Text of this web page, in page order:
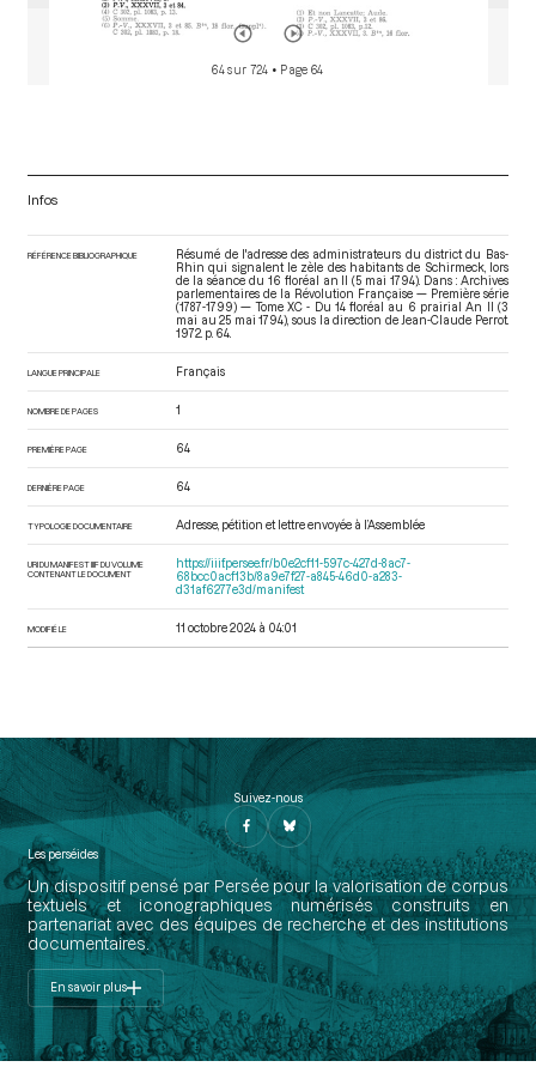
64 sur 724 • Page 64
Infos
RÉFÉRENCE BIBLIOGRAPHIQUE
Résumé de l'adresse des administrateurs du district du Bas-
Rhin qui signalent le zèle des habitants de Schirmeck, lors
de la séance du 16 floréal an II (5 mai 1794). Dans : Archives
parlementaires de la Révolution Française — Première série
(1787-1799) — Tome XC - Du 14 floréal au 6 prairial An II (3
mai au 25 mai 1794) , sous la direction de Jean-Claude Perrot.
1972. p. 64.
LANGUE PRINCIPALE Français
NOMBRE DE PAGES 1
PREMIÈRE PAGE 64
DERNIÈRE PAGE 64
TYPOLOGIE DOCUMENTAIRE Adresse, pétition et lettre envoyée à l’Assemblée
URI DU MANIFEST IIIF DU VOLUME
CONTENANT LE DOCUMENT
https://iiif.persee.fr/b0e2cf11-597c-427d-8ac7-
68bcc0acf13b/8a9e7f27-a845-46d0-a283-
d31af6277e3d/manifest
MODIFIÉ LE 11 octobre 2024 à 04:01
Suivez-nous
Les perséides
Un dispositif pensé par Persée pour la valorisation de corpus
textuels et iconographiques numérisés construits en
partenariat avec des équipes de recherche et des institutions
documentaires.
En savoir plus